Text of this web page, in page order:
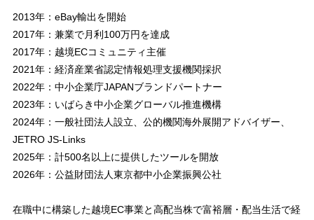
2013年：eBay輸出を開始
2017年：兼業で月利100万円を達成
2017年：越境ECコミュニティ主催
2021年：経済産業省認定情報処理支援機関採択
2022年：中小企業庁JAPANブランドパートナー
2023年：いばらき中小企業グローバル推進機構
2024年：一般社団法人設立、公的機関海外展開アドバイザー、
JETRO JS-Links
2025年：計500名以上に提供したツールを開放
2026年：公益財団法人東京都中小企業振興公社
在職中に構築した越境EC事業と高配当株で富裕層・配当生活で経